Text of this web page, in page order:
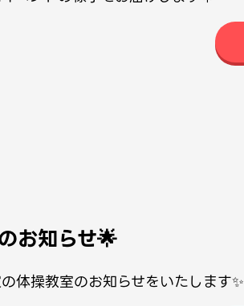
お知らせ🌟
体操教室のお知らせをいたします✨